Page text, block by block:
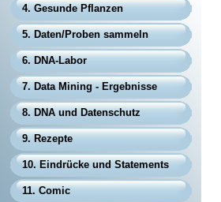
4. Gesunde Pflanzen
5. Daten/Proben sammeln
6. DNA-Labor
7. Data Mining - Ergebnisse
8. DNA und Datenschutz
9. Rezepte
10. Eindrücke und Statements
11. Comic